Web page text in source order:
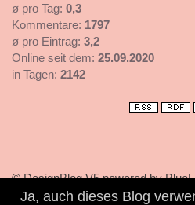
ø pro Tag: 0,3
Kommentare: 1797
ø pro Eintrag: 3,2
Online seit dem: 25.09.2020
in Tagen: 2142
© DesignBlog V5 powered by
Ja, auch dieses Blog